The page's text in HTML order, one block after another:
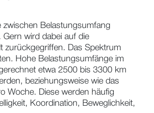
zwischen Belastungsumfang
wird dabei auf die
zurückgegriffen. Das Spektrum
Hohe Belastungsumfänge im
etwa 2500 bis 3300 km
beziehungsweise wie das
Woche. Diese werden häufig
Koordination, Beweglichkeit,